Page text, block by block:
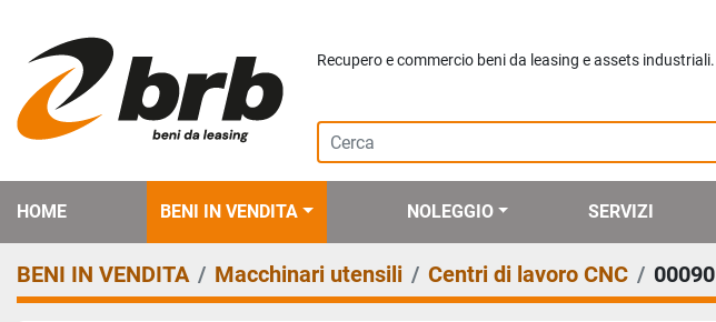
Recupero e commercio beni da leasing e assets industriali.
HOME BENI IN VENDITA NOLEGGIO SERVIZI
BENI IN VENDITA Macchinari utensili Centri di lavoro CNC 00090